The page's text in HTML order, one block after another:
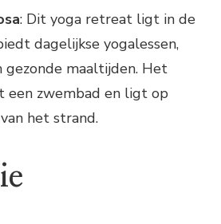
: Dit yoga retreat ligt in de
dagelijkse yogalessen,
gezonde maaltijden. Het
een zwembad en ligt op
het strand.